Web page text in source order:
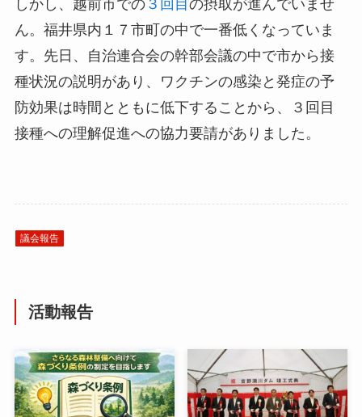
しかし、越前市での３回目の摂取が進んでいませ
ん。福井県内１７市町の中で一番低くなっていま
す。先日、自治連合会の幹部会議の中で市から接
種状況の説明があり、ワクチンの感染と発症の予
防効果は時間とともに低下することから、３回目
接種への理解促進への協力要請がありました。
議会報告
活動報告